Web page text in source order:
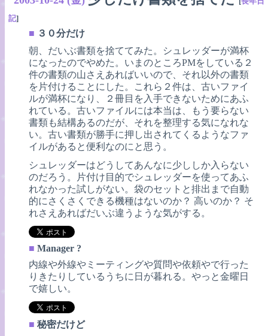
記]
■ ３０分だけ
朝、だいぶ書類を捨ててみた。シュレッダーが満杯
になったのでやめた。いまのところPMをしている２
件の書類の山さえあればいいので、それ以外の書類
を片付けることにした。これら２件は、古いファイ
ルが満杯になり、２冊目を入手できないためにあふ
れている。古いファイルには本当は、もう要らない
書類も結構あるのだが、それを整理する気になれな
い。古い書類が勝手に押し出されてくるようなファ
イルがあると便利なのにと思う。
シュレッダーはどうしてあんなに少ししか入らない
のだろう。片付け目的でシュレッダーを使ってあふ
れなかった試しがない。袋のセットと排出まで自動
的にさくさくできる機種はないのか？ 高いのか？ そ
れさえあればだいぶ違うような気がする。
■ Manager ?
内線や外線やミーティングや質問や依頼やで行った
りきたりしているうちに日が暮れる。やっと金曜日
で嬉しい。
■ 秘密だけど